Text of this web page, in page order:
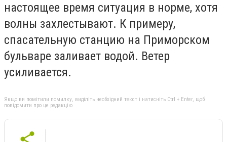
настоящее время ситуация в норме, хотя
волны захлестывают. К примеру,
спасательную станцию на Приморском
бульваре заливает водой. Ветер
усиливается.
Якщо ви помітили помилку, виділіть необхідний текст і натисніть Ctrl + Enter, щоб
повідомити про це редакцію